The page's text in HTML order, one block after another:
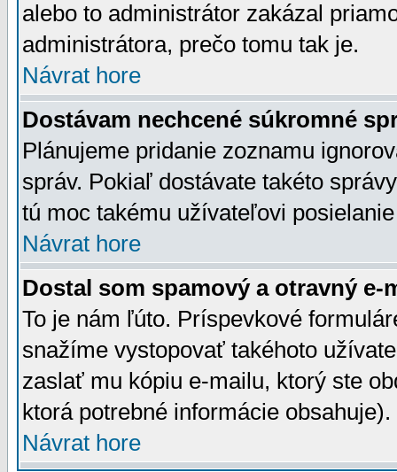
alebo to administrátor zakázal
administrátora, prečo tomu tak je.
Návrat hore
Dostávam nechcené súkromné
Plánujeme pridanie zoznamu
správ. Pokiaľ dostávate takéto
tú moc takému užívateľovi
Návrat hore
Dostal som spamový a otravný e-
To je nám ľúto. Príspevkové
snažíme vystopovať takéhoto
zaslať mu kópiu e-mailu, ktorý ste
ktorá potrebné informácie
Návrat hore